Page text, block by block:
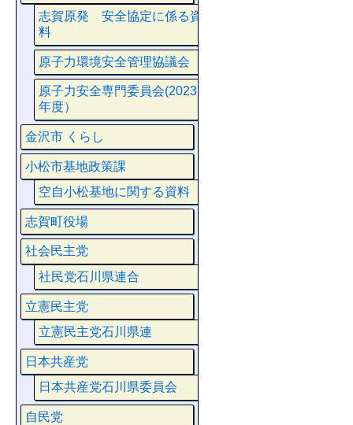
志賀原発 安全協定に係る資
料
原子力環境安全管理協議会
原子力安全専門委員会(2023
年度）
金沢市 くらし
小松市基地政策課
空自小松基地に関する資料
志賀町役場
社会民主党
社民党石川県連合
立憲民主党
立憲民主党石川県連
日本共産党
日本共産党石川県委員会
自民党